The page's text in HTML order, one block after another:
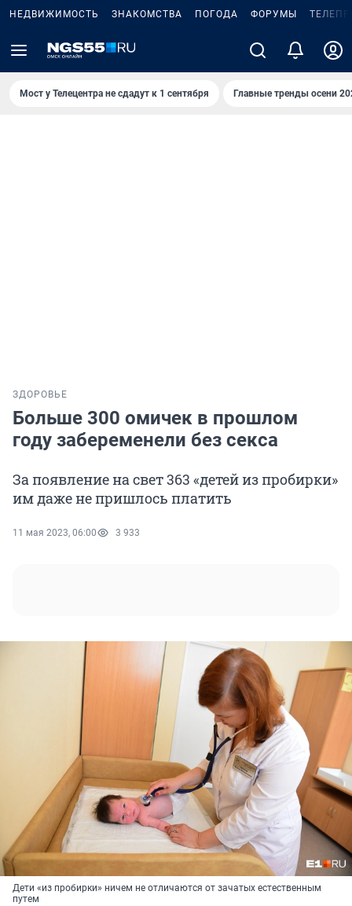
НЕДВИЖИМОСТЬ ЗНАКОМСТВА ПОГОДА ФОРУМЫ
Мост у Телецентра не сдадут к 1 сентября Главные тренды осени
ЗДОРОВЬЕ
Больше 300 омичек в прошлом
году забеременели без секса
За появление на свет 363 «детей из пробирки»
им даже не пришлось платить
11 мая 2023, 06:00 3 933
Дети «из пробирки» ничем не отличаются от зачатых естественным
путем